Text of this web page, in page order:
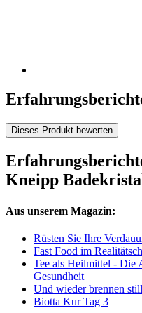
Dieses Produkt bewerten
Kneipp
Aus unserem Magazin:
Rüsten Sie Ihre
Fast Food im
Tee als Heilmittel - Die
Gesundheit
Und wieder brennen
Biotta Kur Tag 3